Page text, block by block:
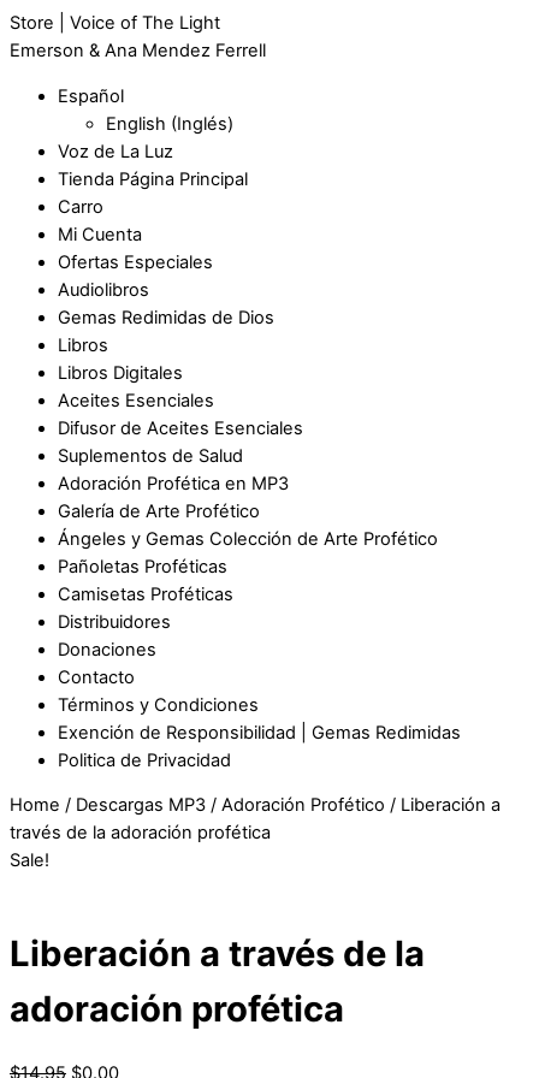
Store | Voice of The Light
Emerson & Ana Mendez Ferrell
Español
English (Inglés)
Voz de La Luz
Tienda Página Principal
Carro
Mi Cuenta
Ofertas Especiales
Audiolibros
Gemas Redimidas de Dios
Libros
Libros Digitales
Aceites Esenciales
Difusor de Aceites Esenciales
Suplementos de Salud
Adoración Profética en MP3
Galería de Arte Profético
Ángeles y Gemas Colección de Arte Profético
Pañoletas Proféticas
Camisetas Proféticas
Distribuidores
Donaciones
Contacto
Términos y Condiciones
Exención de Responsibilidad | Gemas Redimidas
Politica de Privacidad
Home / Descargas MP3 / Adoración Profético / Liberación a
través de la adoración profética
Sale!
Liberación a través de la
adoración profética
$14.95 $0.00